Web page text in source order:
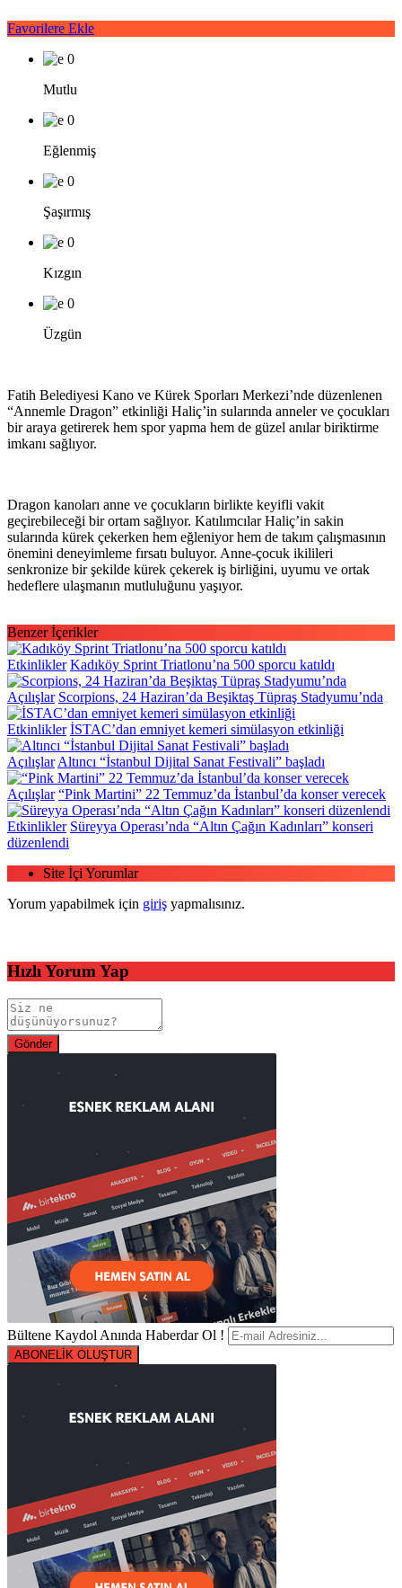
Favorilere Ekle
0
Mutlu
0
Eğlenmiş
0
Şaşırmış
0
Kızgın
0
Üzgün
Fatih Belediyesi Kano ve Kürek Sporları Merkezi’nde düzenlenen
“Annemle Dragon” etkinliği Haliç’in sularında anneler ve çocukları
bir araya getirerek hem spor yapma hem de güzel anılar biriktirme
imkanı sağlıyor.
Dragon kanoları anne ve çocukların birlikte keyifli vakit
geçirebileceği bir ortam sağlıyor. Katılımcılar Haliç’in sakin
sularında kürek çekerken hem eğleniyor hem de takım çalışmasının
önemini deneyimleme fırsatı buluyor. Anne-çocuk ikilileri
senkronize bir şekilde kürek çekerek iş birliğini, uyumu ve ortak
hedeflere ulaşmanın mutluluğunu yaşıyor.
Benzer İçerikler
Etkinlikler Kadıköy Sprint Triatlonu’na 500 sporcu katıldı
Açılışlar Scorpions, 24 Haziran’da Beşiktaş Tüpraş Stadyumu’nda
Etkinlikler İSTAC’dan emniyet kemeri simülasyon etkinliği
Açılışlar Altıncı “İstanbul Dijital Sanat Festivali” başladı
Açılışlar “Pink Martini” 22 Temmuz’da İstanbul’da konser verecek
Etkinlikler Süreyya Operası’nda “Altın Çağın Kadınları” konseri
düzenlendi
Site İçi Yorumlar
Yorum yapabilmek için giriş yapmalısınız.
Hızlı Yorum Yap
Bültene Kaydol Anında Haberdar Ol !
ABONELİK OLUŞTUR